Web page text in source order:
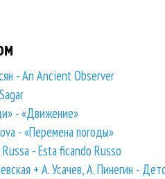
- An Ancient Observer
- «Движение»
- «Перемена погоды»
- Esta ficando Russo
+ А. Усачев, А. Пинегин -